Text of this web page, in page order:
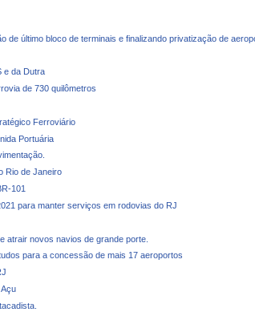
de último bloco de terminais e finalizando privatização de
e da Dutra
de 730 quilômetros
Ferroviário
Portuária
Rio de Janeiro
101
para manter serviços em rodovias do RJ
atrair novos navios de grande porte.
para a concessão de mais 17 aeroportos